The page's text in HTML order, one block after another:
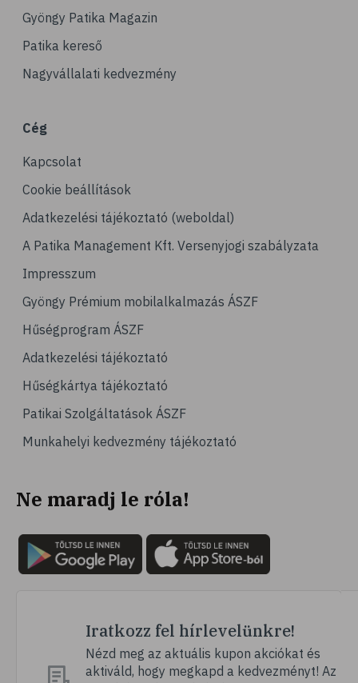
Gyöngy Patika Magazin
Patika kereső
Nagyvállalati kedvezmény
Cég
Kapcsolat
Cookie beállítások
Adatkezelési tájékoztató (weboldal)
A Patika Management Kft. Versenyjogi szabályzata
Impresszum
Gyöngy Prémium mobilalkalmazás ÁSZF
Hűségprogram ÁSZF
Adatkezelési tájékoztató
Hűségkártya tájékoztató
Patikai Szolgáltatások ÁSZF
Munkahelyi kedvezmény tájékoztató
Ne maradj le róla!
Iratkozz fel hírlevelünkre!
Nézd meg az aktuális kupon akciókat és
aktiváld, hogy megkapd a kedvezményt! Az